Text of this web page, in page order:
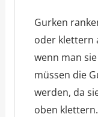
Gurken
oder klettern
wenn man
müssen die
werden, da
oben klettern.